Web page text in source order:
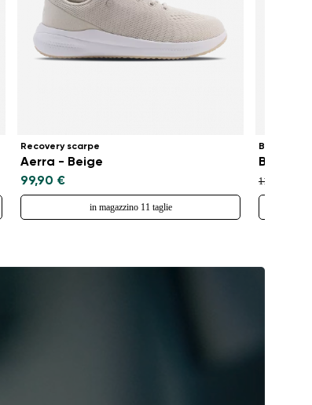
Recovery scarpe
Aerra - Beige
99,90 €
in magazzino 11 taglie
Ballerine
119,90 €